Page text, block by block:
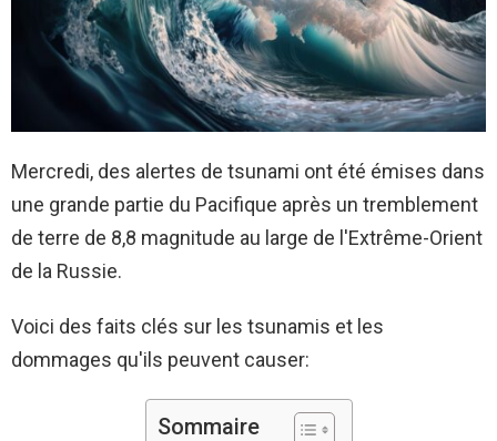
Mercredi, des alertes de tsunami ont été émises dans
une grande partie du Pacifique après un tremblement
de terre de 8,8 magnitude au large de l'Extrême-Orient
de la Russie.
Voici des faits clés sur les tsunamis et les
dommages qu'ils peuvent causer:
Sommaire